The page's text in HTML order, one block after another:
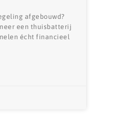
afgebouwd?
een thuisbatterij
écht financieel